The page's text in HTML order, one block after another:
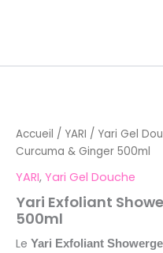
Accueil / YARI / Yari Gel
Curcuma & Ginger 500ml
YARI, Yari Gel Douche
Yari Exfoliant
500ml
Le Yari Exfoliant
Exfoliant
Showergel
Ginger
500ml